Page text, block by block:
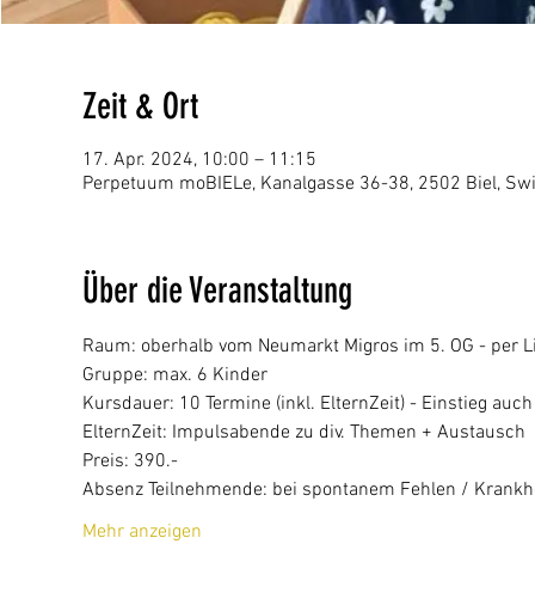
Zeit & Ort
17. Apr. 2024, 10:00 – 11:15
Perpetuum moBIELe, Kanalgasse 36-38, 2502 Biel,
Über die Veranstaltung
Raum: oberhalb vom Neumarkt Migros im 5. OG - per
Gruppe: max. 6 Kinder
Kursdauer: 10 Termine (inkl. ElternZeit) - Einstieg
ElternZeit: Impulsabende zu div. Themen + Austausch
Preis: 390.-
Absenz Teilnehmende: bei spontanem Fehlen /
Mehr anzeigen